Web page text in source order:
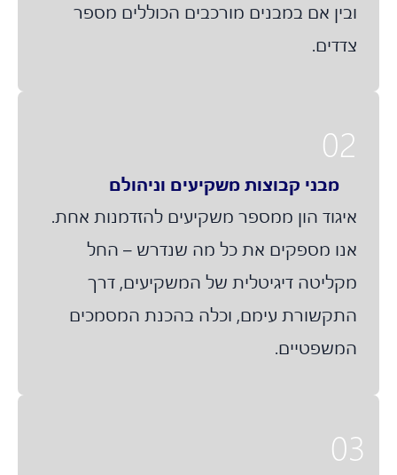
ובין אם במבנים מורכבים הכוללים מספר
צדדים.
מבני קבוצות משקיעים וניהולם
איגוד הון ממספר משקיעים להזדמנות אחת.
אנו מספקים את כל מה שנדרש – החל
מקליטה דיגיטלית של המשקיעים, דרך
התקשורת עימם, וכלה בהכנת המסמכים
המשפטיים.